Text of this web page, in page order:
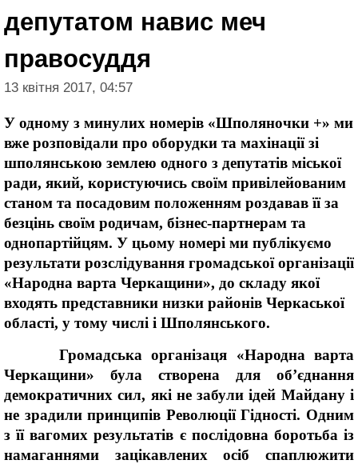
депутатом навис меч
правосуддя
13 квітня 2017, 04:57
У одному з минулих номерів «Шполяночки +» ми
вже розповідали про оборудки та махінації зі
шполянською землею одного з депутатів міської
ради, який, користуючись своїм привілейованим
станом та посадовим положенням роздавав її за
безцінь своїм родичам, бізнес-партнерам та
однопартійцям. У цьому номері ми публікуємо
результати розслідування громадської організації
«Народна варта Черкащини», до складу якої
входять представники низки районів Черкаської
області, у тому числі і Шполянського.
Громадська організаця «Народна варта
Черкащини» була створена для об’єднання
демократичних сил, які не забули ідей Майдану і
не зрадили принципів Революції Гідності. Одним
з її вагомих результатів є послідовна боротьба із
намаганнями зацікавлених осіб спаплюжити